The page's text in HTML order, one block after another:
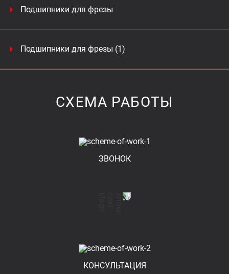
Подшипники для фрезы
Подшипники для фрезы (1)
СХЕМА РАБОТЫ
ЗВОНОК
КОНСУЛЬТАЦИЯ